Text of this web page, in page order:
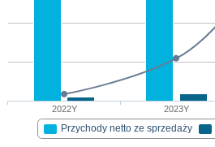
2022Y 2023Y
Przychody netto ze sprzedaży